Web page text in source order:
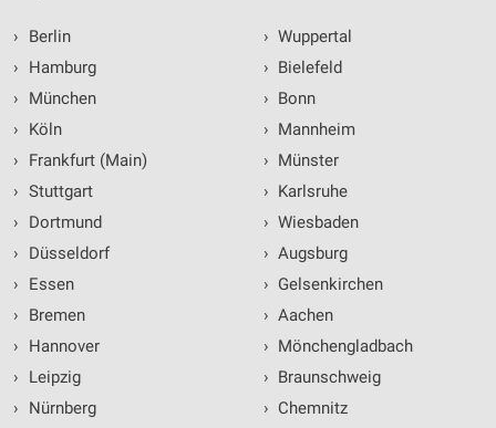
›
Berlin
›
Hamburg
›
München
›
Köln
›
Frankfurt (Main)
› Stuttgart
›
Dortmund
›
Düsseldorf
›
Essen
›
Bremen
›
Hannover
›
Leipzig
›
Nürnberg
› Wuppertal
› Bielefeld
› Bonn
› Mannheim
› Münster
› Karlsruhe
› Wiesbaden
› Augsburg
› Gelsenkirchen
› Aachen
› Mönchengladbach
› Braunschweig
› Chemnitz